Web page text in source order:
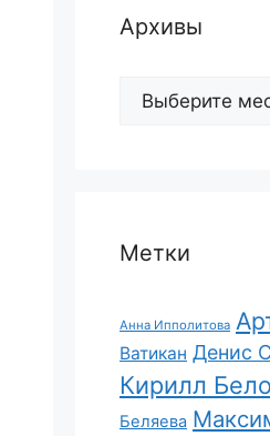
Архивы
Архивы
Метки
Анна Ипполитова
Ватикан Денис
Кирилл
Беляева